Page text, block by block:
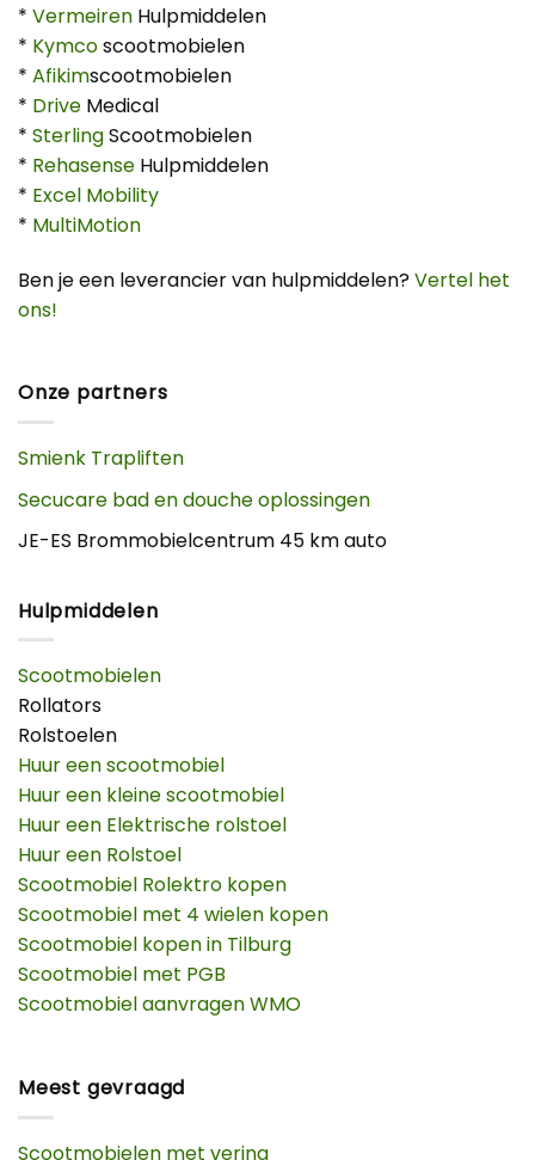
* Vermeiren Hulpmiddelen
* Kymcoscootmobielen
* Afikimscootmobielen
* Drive Medical
* SterlingScootmobielen
* Rehasense Hulpmiddelen
* Excel Mobility
* MultiMotion
Ben je een leverancier van hulpmiddelen?Vertel het
ons!
Onze partners
Smienk Trapliften
Secucare bad en douche oplossingen
JE-ES Brommobielcentrum 45 km auto
Hulpmiddelen
Scootmobielen
Rollators
Rolstoelen
Huur een scootmobiel
Huur een kleine scootmobiel
Huur een Elektrische rolstoel
Huur een Rolstoel
Scootmobiel Rolektro kopen
Scootmobiel met 4 wielen kopen
Scootmobiel kopen in Tilburg
Scootmobiel met PGB
Scootmobiel aanvragen WMO
Meest gevraagd
Scootmobielen met vering